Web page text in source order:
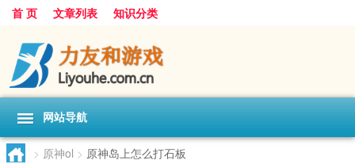
首 页 文章列表 知识分类
网站导航
> 原神ol > 原神岛上怎么打石板